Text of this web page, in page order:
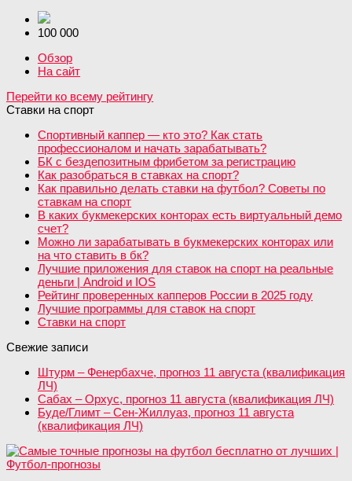
100 000
Обзор
На сайт
Перейти ко всему рейтингу
Ставки на спорт
Спортивный каппер — кто это? Как стать
профессионалом и начать зарабатывать?
БК с бездепозитным фрибетом за регистрацию
Как разобраться в ставках на спорт?
Как правильно делать ставки на футбол? Советы по
ставкам на спорт
В каких букмекерских конторах есть виртуальный демо
счет?
Можно ли зарабатывать в букмекерских конторах или
на что ставить в бк?
Лучшие приложения для ставок на спорт на реальные
деньги | Android и IOS
Рейтинг проверенных капперов России в 2025 году
Лучшие программы для ставок на спорт
Ставки на спорт
Свежие записи
Штурм – Фенербахче, прогноз 11 августа (квалификация
ЛЧ)
Сабах – Орхус, прогноз 11 августа (квалификация ЛЧ)
Буде/Глимт – Сен-Жиллуаз, прогноз 11 августа
(квалификация ЛЧ)